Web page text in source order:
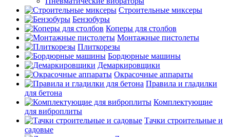
Строительные миксеры
Бензобуры
Коперы для столбов
Монтажные пистолеты
Плиткорезы
Бордюрные машины
Демаркировщики
Окрасочные аппараты
Правила и гладилки
для бетона
Комплектующие
для виброплиты
Тачки строительные и
садовые